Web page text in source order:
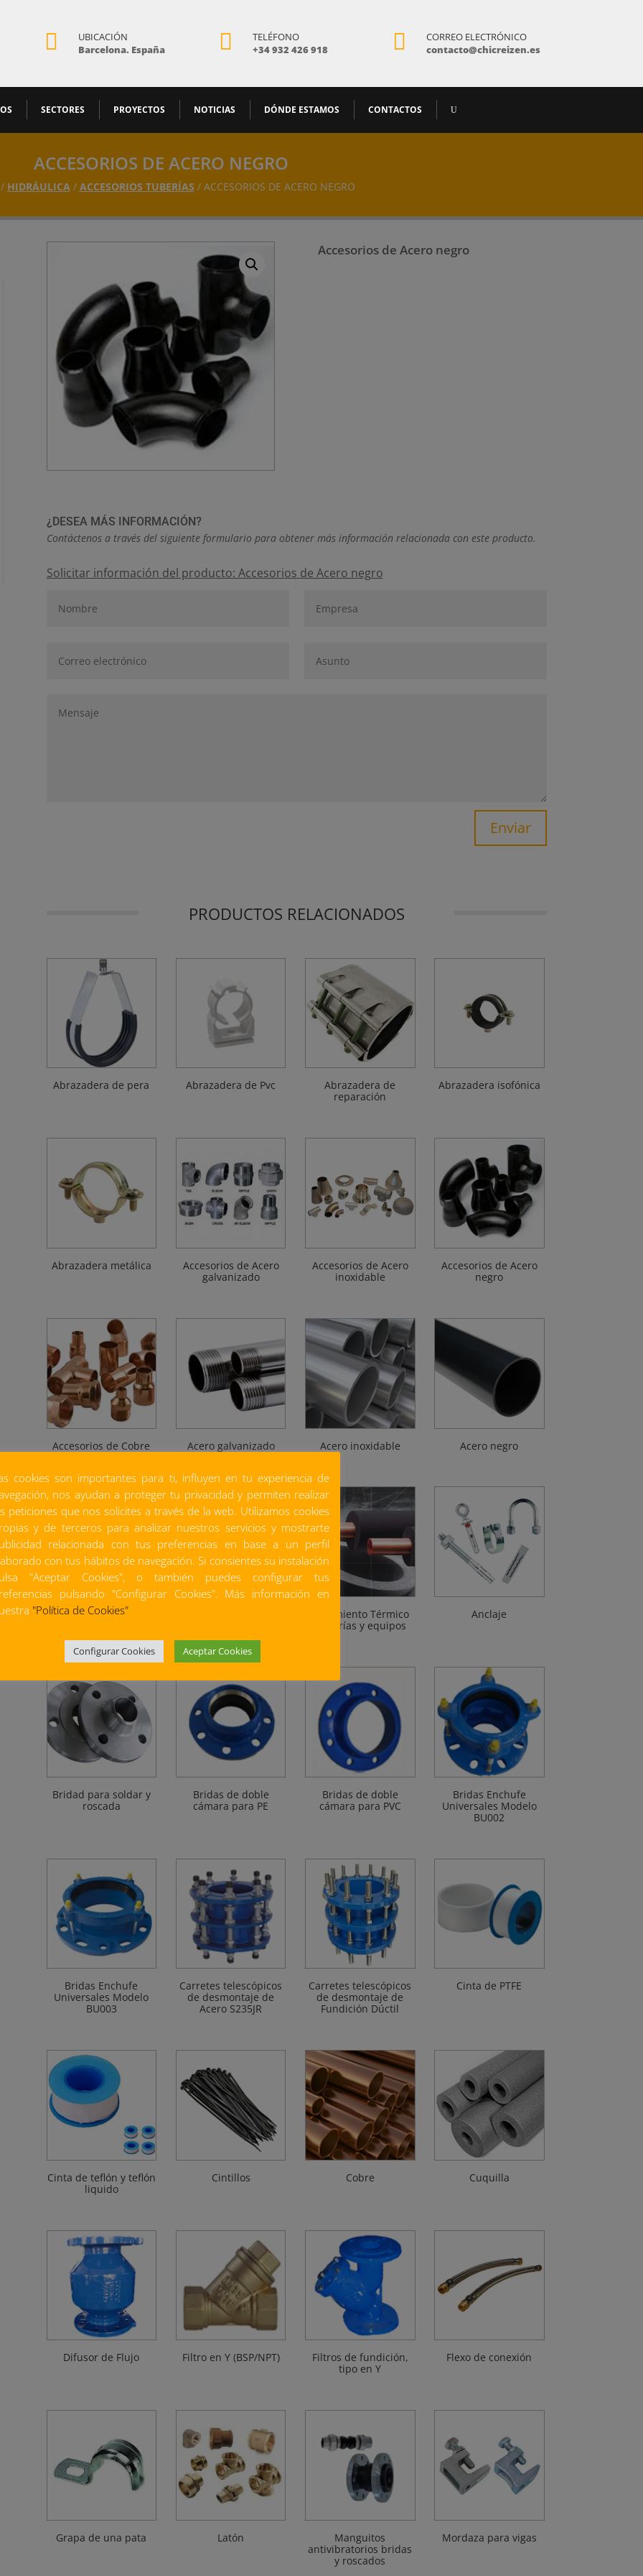

UBICACIÓN
Barcelona. España

TELÉFONO
+34 932 426 918

CORREO ELECTRÓNICO
contacto@chicreizen.es
SECTORES PROYECTOS NOTICIAS DÓNDE ESTAMOS CONTACTOS
ACCESORIOS DE ACERO NEGRO
HIDRÁULICA/ ACCESORIOS TUBERÍAS / ACCESORIOS DE ACERO NEGRO
Accesorios de Acero negro
¿DESEA MÁS INFORMACIÓN?
Contáctenos a través del siguiente formulario para obtener más información relacionada con este producto.
Solicitar información del producto: Accesorios de Acero negro
Enviar
PRODUCTOS RELACIONADOS
Abrazadera de pera Abrazadera de Pvc
Abrazadera de
reparación
Abrazadera isofónica
Abrazadera metálica
Accesorios de Acero
galvanizado
Accesorios de Acero
inoxidable
Accesorios de Acero
negro
Accesorios de Cobre Acero galvanizado Acero inoxidable Acero negro
Aislamiento de Lana
Aislamiento Térmico
Tuberías y equipos
Anclaje
Bridad para soldar y
roscada
Bridas de doble
cámara para PE
Bridas de doble
cámara para PVC
Bridas Enchufe
Universales Modelo
BU002
Bridas Enchufe
Universales Modelo
BU003
Carretes telescópicos
de desmontaje de
Acero S235JR
Carretes telescópicos
de desmontaje de
Fundición Dúctil
Cinta de PTFE
Cinta de teflón y teflón
liquido
Cintillos Cobre Cuquilla
Difusor de Flujo Filtro en Y (BSP/NPT)
Filtros de fundición,
tipo en Y
Flexo de conexión
Grapa de una pata Latón
Manguitos
antivibratorios bridas
y roscados
Mordaza para vigas
cookies son importantes para ti, influyen en tu experiencia de
nos ayudan a proteger tu privacidad y permiten realizar
peticiones que nos solicites a través de la web. Utilizamos cookies
y de terceros para analizar nuestros servicios y mostrarte
relacionada con tus preferencias en base a un perfil
con tus hábitos de navegación. Si consientes su instalación
"Aceptar Cookies", o también puedes configurar tus
pulsando "Configurar Cookies". Más información en
"Política de Cookies"
Configurar Cookies Aceptar Cookies